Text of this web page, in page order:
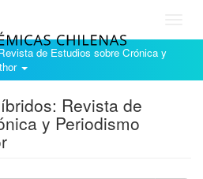
de Estudios sobre Crónica y
Revista de
y Periodismo